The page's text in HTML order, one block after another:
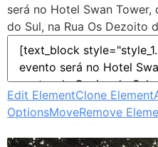
será no Hotel Swan
do Sul, na Rua Os Dezoito
Edit ElementClone Element
OptionsMoveRemove